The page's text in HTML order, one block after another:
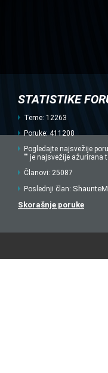
STATISTIKE
Teme: 12263
Poruke: 411208
Pogledajte najsvežije
"" je najsvežije ažurirana
Članovi: 25087
Poslednji član:
Skorašnje poruke